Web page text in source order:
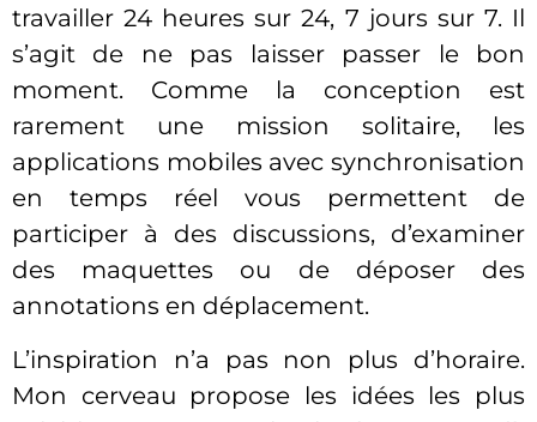
travailler 24 heures sur 24, 7 jours sur 7. Il
s’agit de ne pas laisser passer le bon
moment. Comme la conception est
rarement une mission solitaire, les
applications mobiles avec synchronisation
en temps réel vous permettent de
participer à des discussions, d’examiner
des maquettes ou de déposer des
annotations en déplacement.
L’inspiration n’a pas non plus d’horaire.
Mon cerveau propose les idées les plus